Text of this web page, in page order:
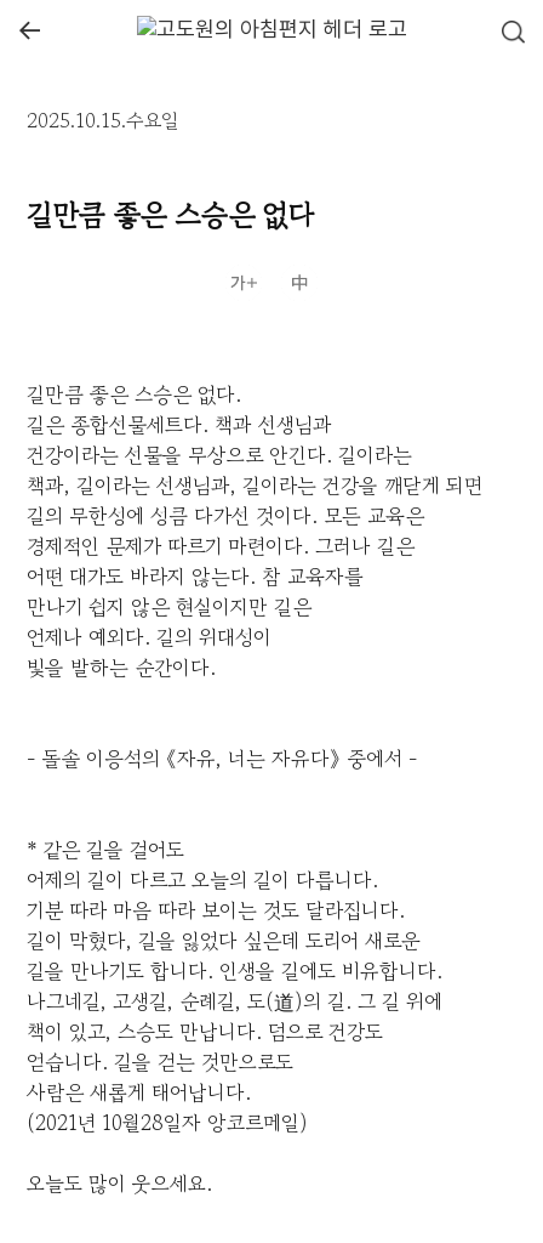
←
2025.10.15.수요일
길만큼 좋은 스승은 없다
길만큼 좋은 스승은 없다.
길은 종합선물세트다. 책과 선생님과
건강이라는 선물을 무상으로 안긴다. 길이라는
책과, 길이라는 선생님과, 길이라는 건강을 깨닫게 되면
길의 무한성에 성큼 다가선 것이다. 모든 교육은
경제적인 문제가 따르기 마련이다. 그러나 길은
어떤 대가도 바라지 않는다. 참 교육자를
만나기 쉽지 않은 현실이지만 길은
언제나 예외다. 길의 위대성이
빛을 발하는 순간이다.
- 돌솔 이응석의 《자유, 너는 자유다》 중에서 -
* 같은 길을 걸어도
어제의 길이 다르고 오늘의 길이 다릅니다.
기분 따라 마음 따라 보이는 것도 달라집니다.
길이 막혔다, 길을 잃었다 싶은데 도리어 새로운
길을 만나기도 합니다. 인생을 길에도 비유합니다.
나그네길, 고생길, 순례길, 도(道)의 길. 그 길 위에
책이 있고, 스승도 만납니다. 덤으로 건강도
얻습니다. 길을 걷는 것만으로도
사람은 새롭게 태어납니다.
(2021년 10월28일자 앙코르메일)
오늘도 많이 웃으세요.